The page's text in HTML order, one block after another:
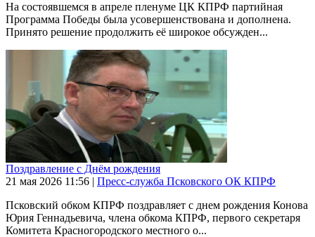
На состоявшемся в апреле пленуме ЦК КПРФ партийная
Программа Победы была усовершенствована и дополнена.
Принято решение продолжить её широкое обсужден...
Поздравление с Днём рождения
21 мая 2026 11:56 | Пресс-служба Псковского ОК КПРФ
Псковский обком КПРФ поздравляет с днем рождения Конова
Юрия Геннадьевича, члена обкома КПРФ, первого секретаря
Комитета Красногородского местного о...